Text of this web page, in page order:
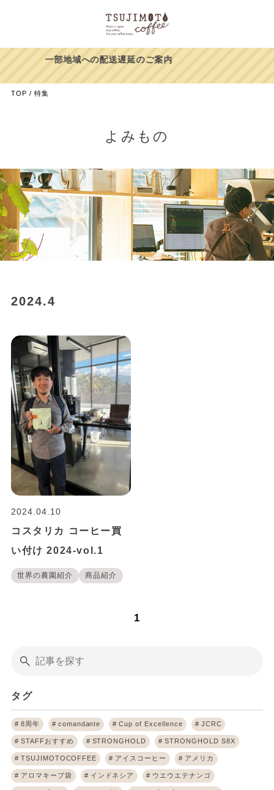
TOP 特集
よみもの
2024.4
2024.04.10
コスタリカ コーヒー買
い付け 2024-vol.1
世界の農園紹介 商品紹介
1
タグ
8周年 comandante Cup of Excellence JCRC
STAFFおすすめ STRONGHOLD STRONGHOLD S8X
TSUJIMOTOCOFFEE アイスコーヒー アメリカ
アロマキープ袋 インドネシア ウエウエテナンゴ